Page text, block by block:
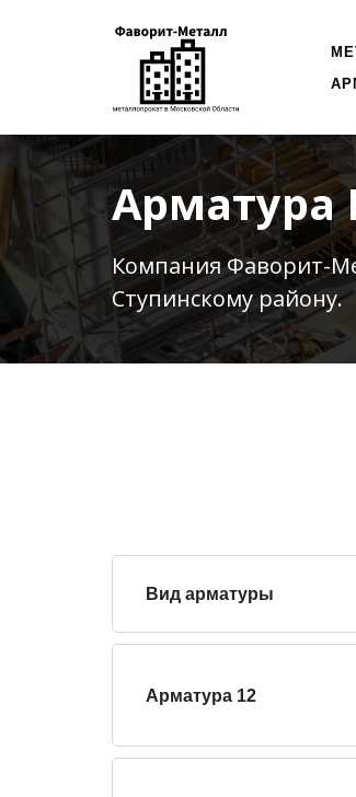
Компания Фаворит-
Ступинскому району.
Вид арматуры
Арматура 12